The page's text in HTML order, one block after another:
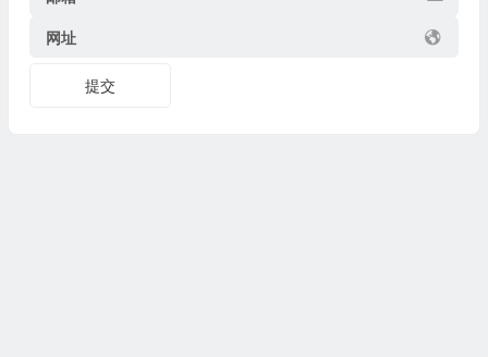
网址
提交